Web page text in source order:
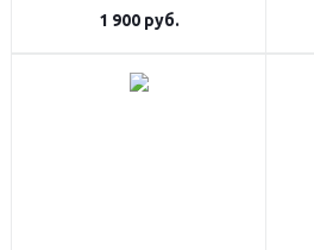
1 900руб.